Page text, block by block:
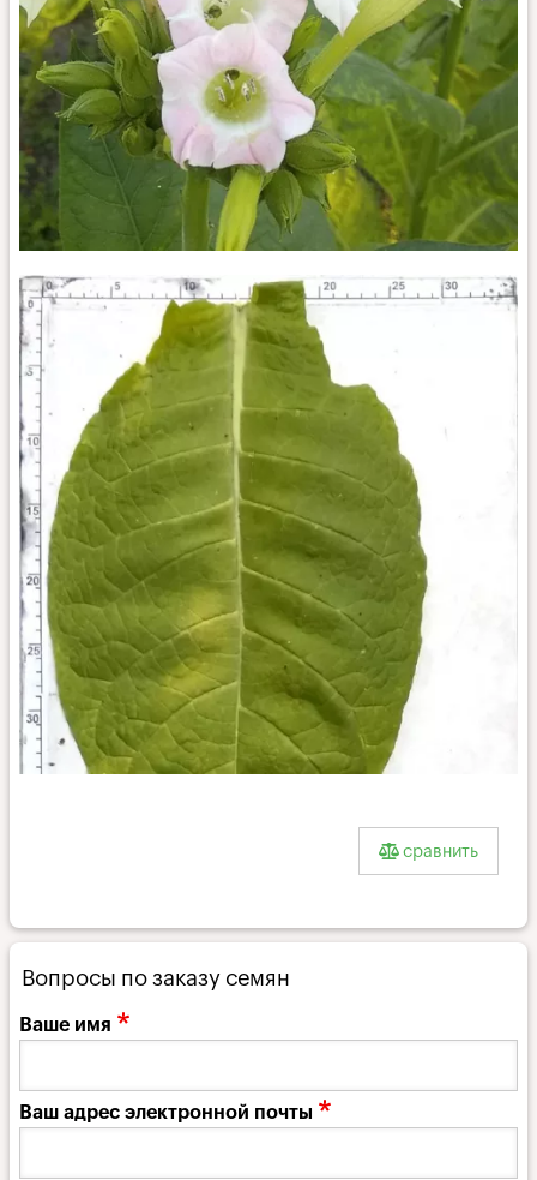
сравнить
Вопросы по заказу семян
Ваше имя
Ваш адрес электронной почты